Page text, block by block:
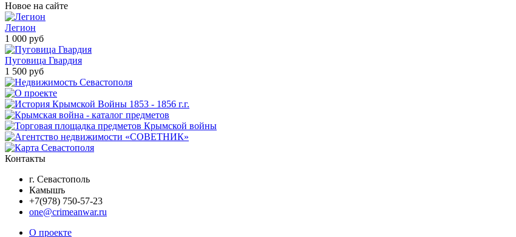
Новое на сайте
Легион
1 000 руб
Пуговица Гвардия
1 500 руб
Контакты
г. Севастополь
Камышъ
+7(978) 750-57-23
one@crimeanwar.ru
О проекте